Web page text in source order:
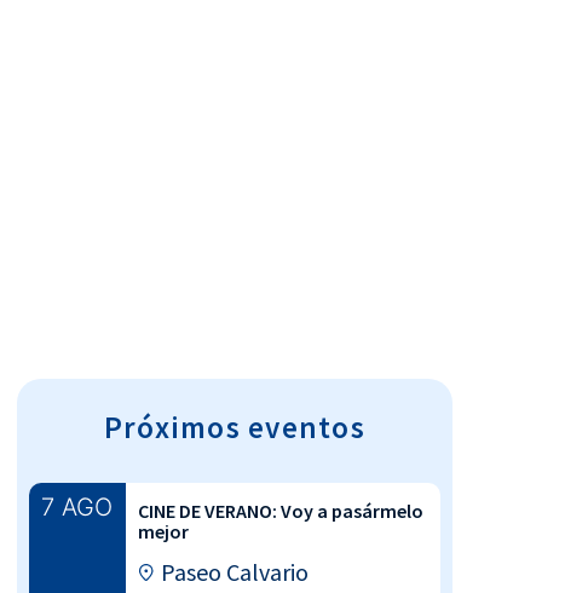
Próximos eventos
7 AGO
CINE DE VERANO: Voy a pasármelo
mejor
Paseo Calvario